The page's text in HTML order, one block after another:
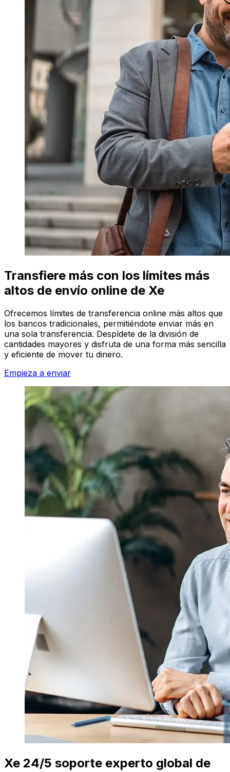
Transfiere más con los límites más
altos de envío online de Xe
Ofrecemos límites de transferencia online más altos que
los bancos tradicionales, permitiéndote enviar más en
una sola transferencia. Despídete de la división de
cantidades mayores y disfruta de una forma más sencilla
y eficiente de mover tu dinero.
Empieza a enviar
Xe 24/5 soporte experto global de